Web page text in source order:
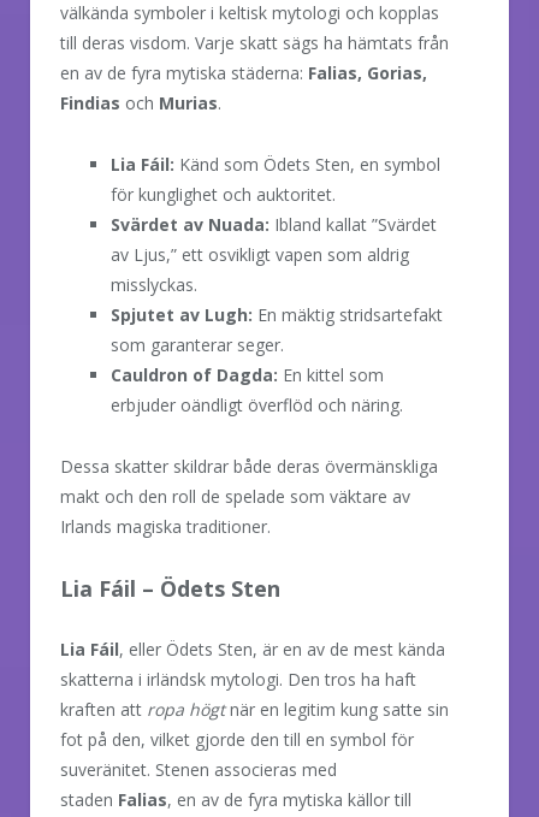
välkända symboler i keltisk mytologi och kopplas
till deras visdom. Varje skatt sägs ha hämtats från
en av de fyra mytiska städerna: Falias, Gorias,
Findias och Murias.
Lia Fáil: Känd som Ödets Sten, en symbol
för kunglighet och auktoritet.
Svärdet av Nuada: Ibland kallat ”Svärdet
av Ljus,” ett osvikligt vapen som aldrig
misslyckas.
Spjutet av Lugh: En mäktig stridsartefakt
som garanterar seger.
Cauldron of Dagda: En kittel som
erbjuder oändligt överflöd och näring.
Dessa skatter skildrar både deras övermänskliga
makt och den roll de spelade som väktare av
Irlands magiska traditioner.
Lia Fáil – Ödets Sten
Lia Fáil, eller Ödets Sten, är en av de mest kända
skatterna i irländsk mytologi. Den tros ha haft
kraften att ropa högtnär en legitim kung satte sin
fot på den, vilket gjorde den till en symbol för
suveränitet. Stenen associeras med
staden Falias, en av de fyra mytiska källor till